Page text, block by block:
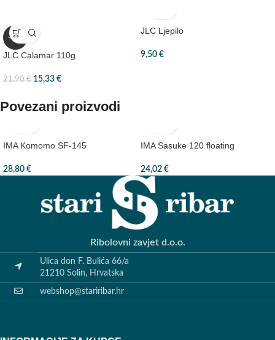
-30%
JLC Calamar 110g
21,90€ 15,33 €
JLC Ljepilo
9,50 €
Povezani proizvodi
IMA Komomo SF-145
28,80 €
IMA Sasuke 120 floating
24,02 €
Ribolovni zavjet d.o.o.
Ulica don F. Bulića 66/a
21210 Solin, Hrvatska
webshop@stariribar.hr